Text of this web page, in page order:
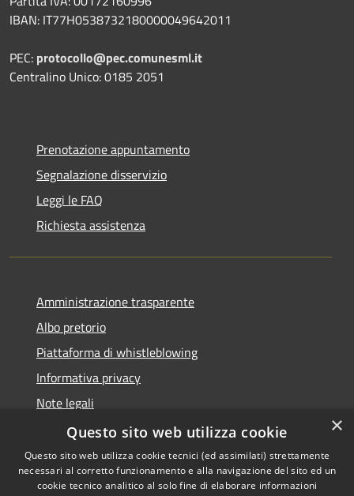
IBAN: IT77H0538732180000049642011
PEC: protocollo@pec.comunesml.it
Centralino Unico: 0185 2051
Prenotazione appuntamento
Segnalazione disservizio
Leggi le FAQ
Richiesta assistenza
Amministrazione trasparente
Albo pretorio
Piattaforma di whistleblowing
Informativa privacy
Note legali
Dichiarazione di accessibilità
×
Questo sito web utilizza cookie
Questo sito web utilizza cookie tecnici (ed assimilati) strettamente
necessari al corretto funzionamento e alla navigazione del sito ed un
cookie tecnico analitico al solo fine di elaborare informazioni